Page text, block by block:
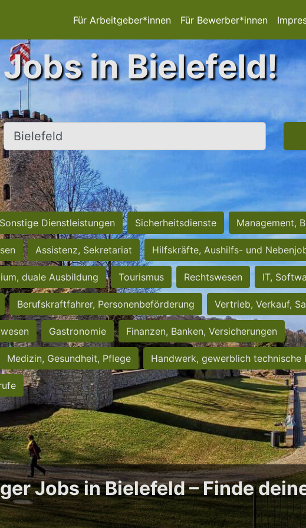
Für Arbeitgeber*innen Für Bewerber*innen
in Bielefeld!
Ort, Stadt
Sonstige Dienstleistungen Sicherheitsdienste Management,
Assistenz, Sekretariat Hilfskräfte, Aushilfs- und
duale Ausbildung Tourismus Rechtswesen IT,
Berufskraftfahrer, Personenbeförderung Vertrieb, Verkauf,
Gastronomie Finanzen, Banken, Versicherungen
Medizin, Gesundheit, Pflege Handwerk, gewerblich technische
Jobs in Bielefeld – Finde